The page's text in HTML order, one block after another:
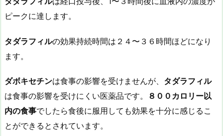
ピークに達します。
タダラフィルの効果持続時間は２４〜３６時間ほどになり
ます。
ダボキセチンは食事の影響を受けませんが、 タダラフィル
は食事の影響を受けにくい医薬品です。
８００カロリー以
内の食事でしたら食後に服用しても効果を十分に感じるこ
とができるとされています。